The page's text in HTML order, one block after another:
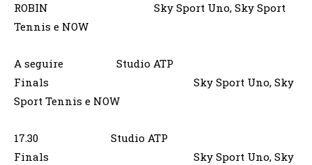
ROBIN Sky Sport Uno, Sky Sport
Tennis e NOW
A seguire Studio ATP
Finals Sky Sport Uno, Sky
Sport Tennis e NOW
17.30 Studio ATP
Finals Sky Sport Uno, Sky